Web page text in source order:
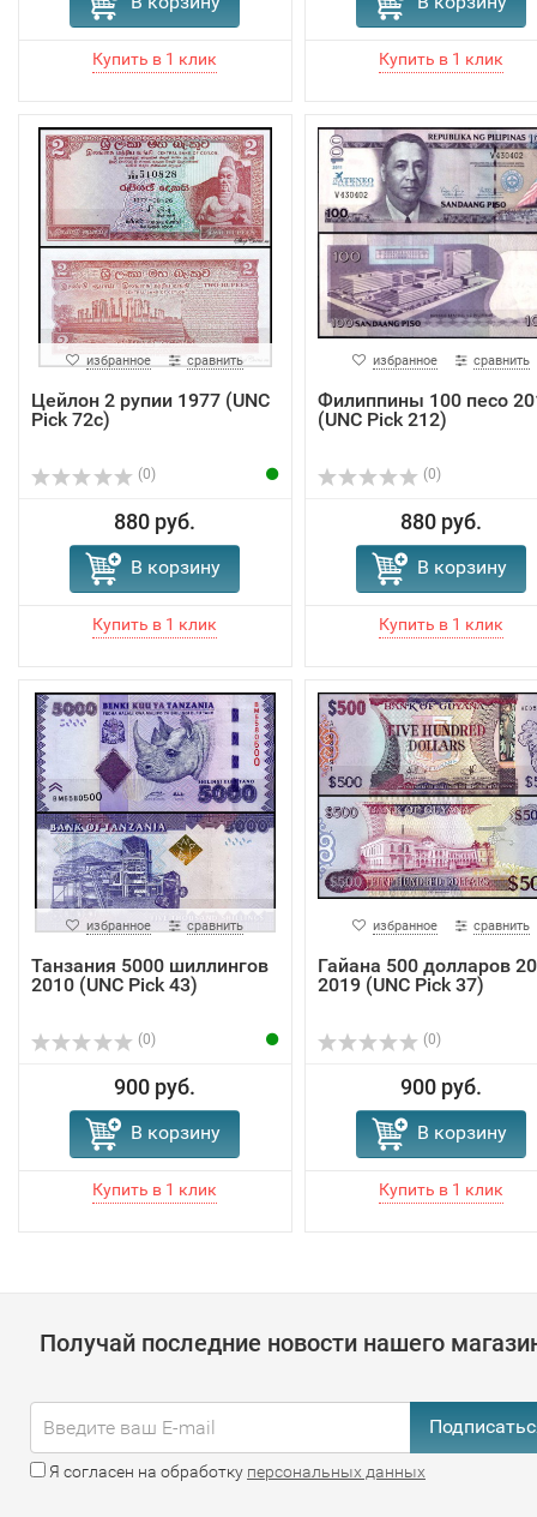
избранное сравнить
Цейлон 2 рупии 1977 (UNC
Pick 72с)
(0)
880 руб.
В корзину
избранное сравнить
Филиппины 100 песо
(UNC Pick 212)
(0)
880 руб.
В корзину
избранное сравнить
Танзания 5000 шиллингов
2010 (UNC Pick 43)
(0)
900 руб.
В корзину
избранное сравнить
Гайана 500 долларов
2019 (UNC Pick 37)
(0)
900 руб.
В корзину
Получай последние новости нашего
Я согласен на обработку персональных данных